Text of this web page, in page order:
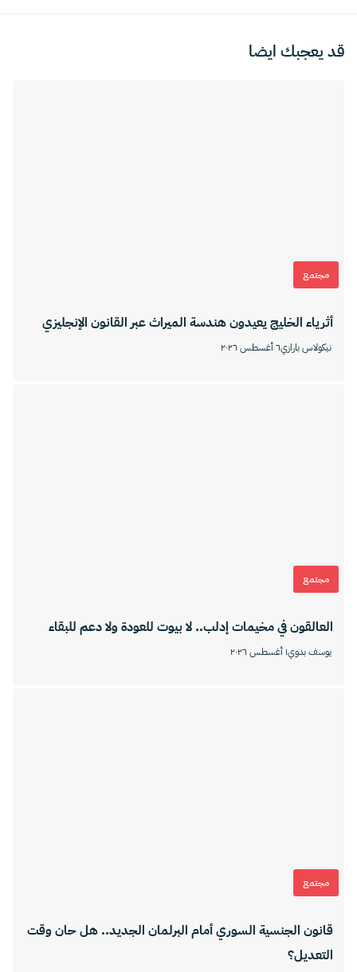
قد يعجبك ايضا
مجتمع
أثرياء الخليج يعيدون هندسة الميراث عبر القانون الإنجليزي
نيكولاس بارازي٦ أغسطس ٢٠٢٦
مجتمع
العالقون في مخيمات إدلب.. لا بيوت للعودة ولا دعم للبقاء
يوسف بدوي١ أغسطس ٢٠٢٦
مجتمع
قانون الجنسية السوري أمام البرلمان الجديد.. هل حان وقت
التعديل؟